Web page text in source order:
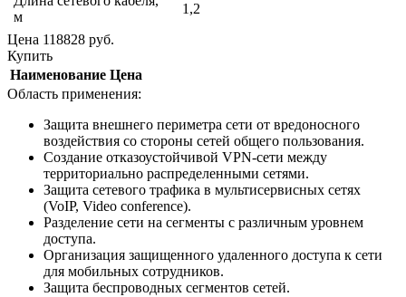
м
1,2
Цена 118828 руб.
Купить
Наименование Цена
Область применения:
Защита внешнего периметра сети от вредоносного
воздействия со стороны сетей общего пользования.
Создание отказоустойчивой VPN-сети между
территориально распределенными сетями.
Защита сетевого трафика в мультисервисных сетях
(VoIP, Video conference).
Разделение сети на сегменты с различным уровнем
доступа.
Организация защищенного удаленного доступа к сети
для мобильных сотрудников.
Защита беспроводных сегментов сетей.